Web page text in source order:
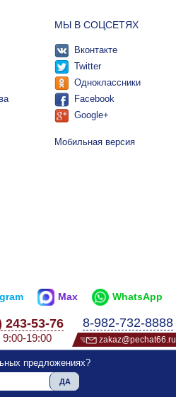
МЫ В СОЦСЕТЯХ
Вконтакте
Twitter
Одноклассники
Facebook
Google+
Мобильная версия
Max WhatsApp
243-53-76
9:00-19:00
8-982-732-8888
zakaz@pechat66.ru
предложениях?